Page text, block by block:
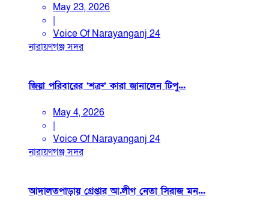
May 23, 2026
|
Voice Of Narayanganj 24
নারায়ণগঞ্জ সদর
জিয়া পরিবারের ‘শত্রু’ কারা জানালেন টিপু...
May 4, 2026
|
Voice Of Narayanganj 24
নারায়ণগঞ্জ সদর
আদালতপাড়ায় গ্রেপ্তার আ.লীগ নেতা সিরাজ মন...